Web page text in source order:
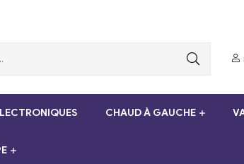
CHAUD À GAUCHE